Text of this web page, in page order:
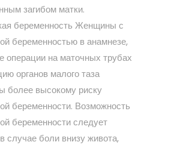
загибом матки.
беременность Женщины с
беременностью в анамнезе,
операции на маточных трубах
органов малого таза
более высокому риску
беременности. Возможность
беременности следует
случае боли внизу живота,